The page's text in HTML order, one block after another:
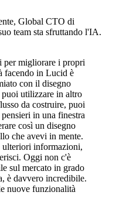
Global CTO di
team sta sfruttando l'IA.
per migliorare i propri
facendo in Lucid è
con il disegno
puoi utilizzare in altro
da costruire, puoi
in una finestra
così un disegno
che avevi in mente.
informazioni,
Oggi non c'è
sul mercato in grado
è davvero incredibile.
nuove funzionalità